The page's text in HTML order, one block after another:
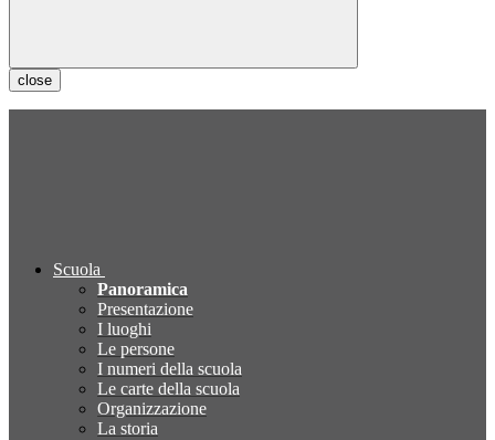
close
Scuola
Panoramica
Presentazione
I luoghi
Le persone
I numeri della scuola
Le carte della scuola
Organizzazione
La storia